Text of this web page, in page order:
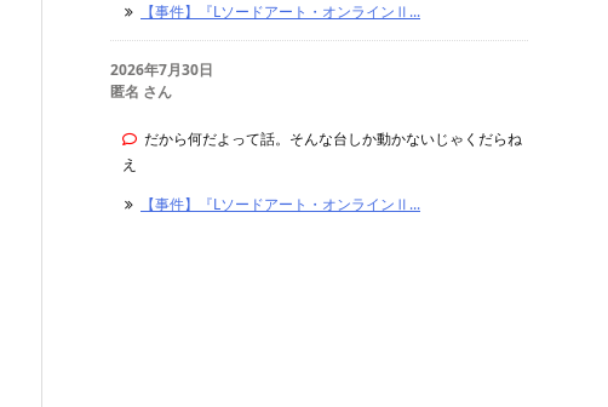
【事件】『Lソードアート・オンラインⅡ...
2026年7月30日
匿名 さん
だから何だよって話。そんな台しか動かないじゃくだらね
え
【事件】『Lソードアート・オンラインⅡ...